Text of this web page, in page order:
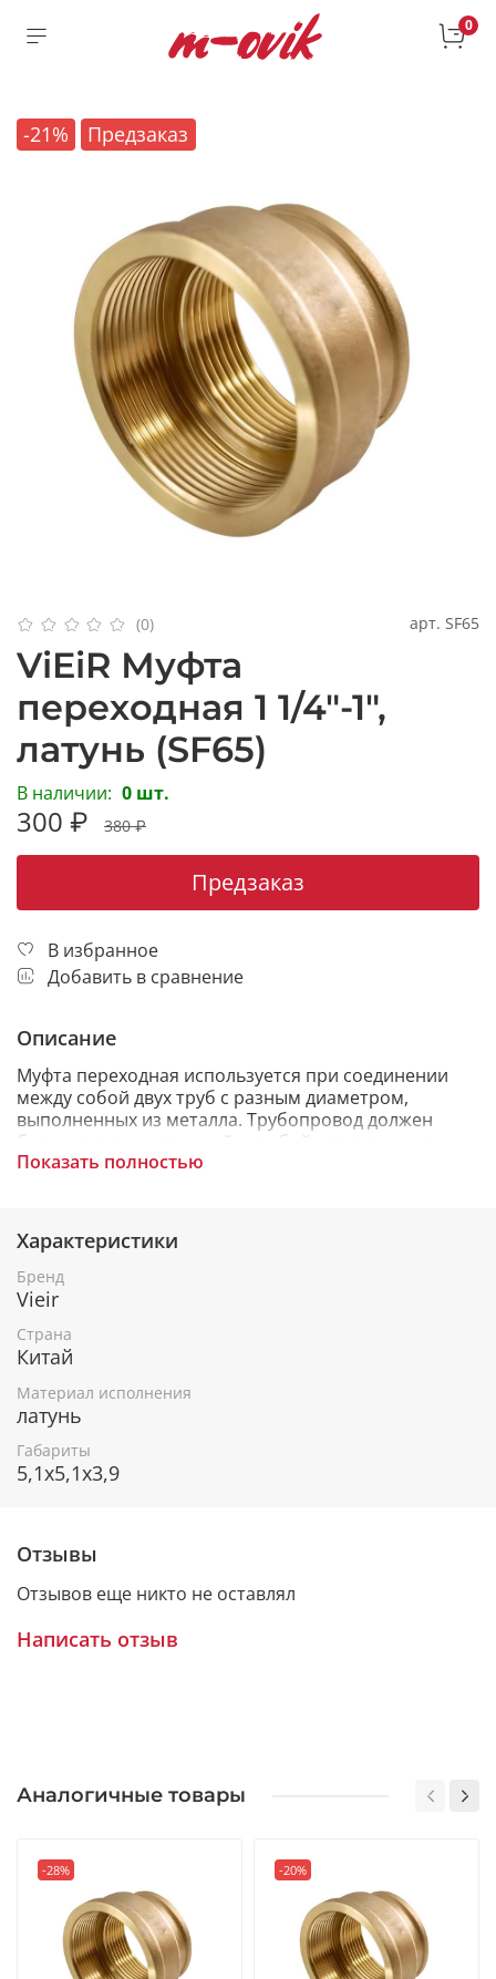
0
-21% Предзаказ
(0) арт. SF65
ViEiR Муфта
переходная 1 1/4"-1",
латунь (SF65)
В наличии: 0 шт.
300 ₽ 380 ₽
Предзаказ
В избранное
Добавить в сравнение
Описание
Муфта переходная используется при соединении
между собой двух труб с разным диаметром,
выполненных из металла. Трубопровод должен
быть оснащен наружной резьбой для создания
прочного и герметичного соединения. Идеально
высокую прочность конструкции и стойкость к
нагрузкам, химическим и механическим
воздействиям.
Резьбовые фитинги – сборно-разборные детали,
предназначенные для того, чтобы соединить
отдельные части трубопровода друг с другом.
Показать полностью
Характеристики
Бренд
Vieir
Страна
Китай
Материал исполнения
латунь
Габариты
5,1x5,1x3,9
Отзывы
Отзывов еще никто не оставлял
Написать отзыв
Аналогичные товары
-28% -20%